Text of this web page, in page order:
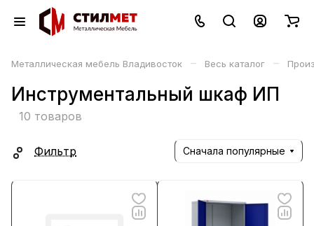
Металлическая мебель Владивосток – Весь каталог –
Инструментальный шкаф ИП
10 товаров
Фильтр Сначала популярные